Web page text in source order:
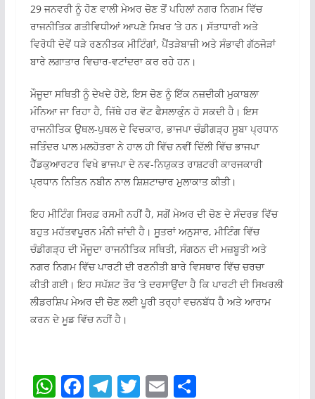
29 ਜਨਵਰੀ ਨੂੰ ਹੋਣ ਵਾਲੀ ਮੇਅਰ ਚੋਣ ਤੋਂ ਪਹਿਲਾਂ ਨਗਰ ਨਿਗਮ ਵਿੱਚ
ਰਾਜਨੀਤਿਕ ਗਤੀਵਿਧੀਆਂ ਆਪਣੇ ਸਿਖਰ ‘ਤੇ ਹਨ। ਸੱਤਾਧਾਰੀ ਅਤੇ
ਵਿਰੋਧੀ ਦੋਵੇਂ ਧੜੇ ਰਣਨੀਤਕ ਮੀਟਿੰਗਾਂ, ਪੈਂਤੜੇਬਾਜ਼ੀ ਅਤੇ ਸੰਭਾਵੀ ਗੱਠਜੋੜਾਂ
ਬਾਰੇ ਲਗਾਤਾਰ ਵਿਚਾਰ-ਵਟਾਂਦਰਾ ਕਰ ਰਹੇ ਹਨ।
ਮੌਜੂਦਾ ਸਥਿਤੀ ਨੂੰ ਦੇਖਦੇ ਹੋਏ, ਇਸ ਚੋਣ ਨੂੰ ਇੱਕ ਨਜ਼ਦੀਕੀ ਮੁਕਾਬਲਾ
ਮੰਨਿਆ ਜਾ ਰਿਹਾ ਹੈ, ਜਿੱਥੇ ਹਰ ਵੋਟ ਫੈਸਲਾਕੁੰਨ ਹੋ ਸਕਦੀ ਹੈ। ਇਸ
ਰਾਜਨੀਤਿਕ ਉਥਲ-ਪੁਥਲ ਦੇ ਵਿਚਕਾਰ, ਭਾਜਪਾ ਚੰਡੀਗੜ੍ਹ ਸੂਬਾ ਪ੍ਰਧਾਨ
ਜਤਿੰਦਰ ਪਾਲ ਮਲਹੋਤਰਾ ਨੇ ਹਾਲ ਹੀ ਵਿੱਚ ਨਵੀਂ ਦਿੱਲੀ ਵਿੱਚ ਭਾਜਪਾ
ਹੈੱਡਕੁਆਰਟਰ ਵਿਖੇ ਭਾਜਪਾ ਦੇ ਨਵ-ਨਿਯੁਕਤ ਰਾਸ਼ਟਰੀ ਕਾਰਜਕਾਰੀ
ਪ੍ਰਧਾਨ ਨਿਤਿਨ ਨਬੀਨ ਨਾਲ ਸ਼ਿਸ਼ਟਾਚਾਰ ਮੁਲਾਕਾਤ ਕੀਤੀ।
ਇਹ ਮੀਟਿੰਗ ਸਿਰਫ਼ ਰਸਮੀ ਨਹੀਂ ਹੈ, ਸਗੋਂ ਮੇਅਰ ਦੀ ਚੋਣ ਦੇ ਸੰਦਰਭ ਵਿੱਚ
ਬਹੁਤ ਮਹੱਤਵਪੂਰਨ ਮੰਨੀ ਜਾਂਦੀ ਹੈ। ਸੂਤਰਾਂ ਅਨੁਸਾਰ, ਮੀਟਿੰਗ ਵਿੱਚ
ਚੰਡੀਗੜ੍ਹ ਦੀ ਮੌਜੂਦਾ ਰਾਜਨੀਤਿਕ ਸਥਿਤੀ, ਸੰਗਠਨ ਦੀ ਮਜ਼ਬੂਤੀ ਅਤੇ
ਨਗਰ ਨਿਗਮ ਵਿੱਚ ਪਾਰਟੀ ਦੀ ਰਣਨੀਤੀ ਬਾਰੇ ਵਿਸਥਾਰ ਵਿੱਚ ਚਰਚਾ
ਕੀਤੀ ਗਈ। ਇਹ ਸਪੱਸ਼ਟ ਤੌਰ ‘ਤੇ ਦਰਸਾਉਂਦਾ ਹੈ ਕਿ ਪਾਰਟੀ ਦੀ ਸਿਖਰਲੀ
ਲੀਡਰਸ਼ਿਪ ਮੇਅਰ ਦੀ ਚੋਣ ਲਈ ਪੂਰੀ ਤਰ੍ਹਾਂ ਵਚਨਬੱਧ ਹੈ ਅਤੇ ਆਰਾਮ
ਕਰਨ ਦੇ ਮੂਡ ਵਿੱਚ ਨਹੀਂ ਹੈ।
W F T T E S